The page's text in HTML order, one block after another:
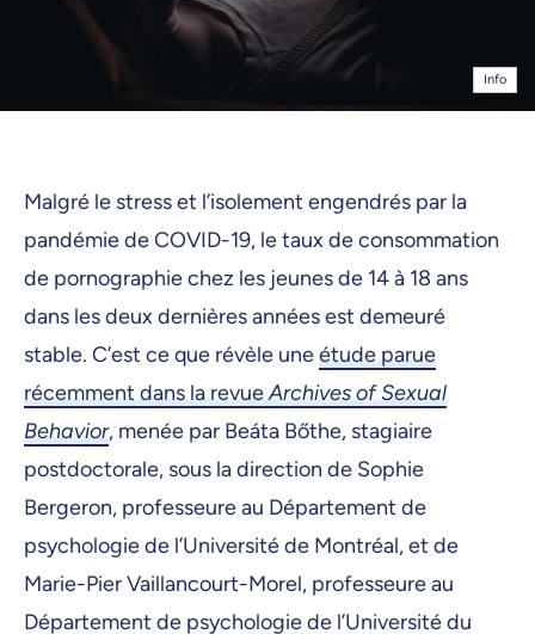
Info
Malgré le stress et l’isolement engendrés par la
pandémie de COVID-19, le taux de consommation
de pornographie chez les jeunes de 14 à 18 ans
dans les deux dernières années est demeuré
stable. C’est ce que révèle uneétude parue
récemment dans la revueArchives of Sexual
Behavior, menée par Beáta Bőthe, stagiaire
postdoctorale, sous la direction de Sophie
Bergeron, professeure au Département de
psychologie de l’Université de Montréal, et de
Marie-Pier Vaillancourt-Morel, professeure au
Département de psychologie de l’Université du